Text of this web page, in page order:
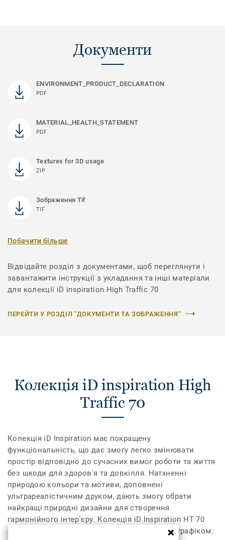
Документи
ENVIRONMENT_PRODUCT_DECLARATION
PDF
MATERIAL_HEALTH_STATEMENT
PDF
Textures for 3D usage
ZIP
Зображення Tif
TIF
Побачити більше
Відвідайте розділ з документами, щоб переглянути і
завантажити інструкції з укладання та інші матеріали
для колекції iD inspiration High Traffic 70
ПЕРЕЙТИ У РОЗДІЛ "ДОКУМЕНТИ ТА ЗОБРАЖЕННЯ"
Колекція iD inspiration High
Traffic 70
Колекція iD Inspiration має покращену
функціональність, що дає змогу легко змінювати
простір відповідно до сучасних вимог роботи та життя
без шкоди для здоров'я та довкілля. Натхненні
природою кольори та мотиви, доповнені
ультрареалістичним друком, дають змогу обрати
найкращі природні дизайни для створення
гармонійного інтер'єру. Колекція iD Inspiration HT 70
було розроблено для приміщень із високим трафіком.